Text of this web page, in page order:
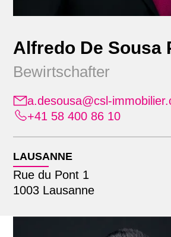
Alfredo De Sousa
Bewirtschafter
a.desousa@csl-
+41 58 400 86 10
LAUSANNE
Rue du Pont 1
1003 Lausanne
Alle
Administration
Bauherrendienstleistungen
Erweiterte Geschäftsleitung
Finanz- & Rechnungswesen
Standort
Alle